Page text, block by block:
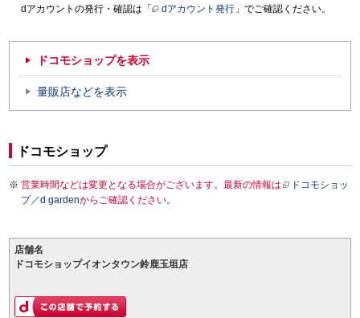
dアカウントの発行・確認は「
dアカウント発行 」でご確認ください。
ドコモショップを表示
量販店などを表示
ドコモショップ
営業時間などは変更となる場合がございます。最新の情報は
ドコモショッ
プ／d gardenからご確認ください。
店舗名
ドコモショップイオンタウン鈴鹿玉垣店